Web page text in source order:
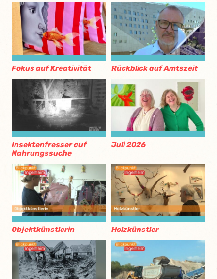
Fokus auf Kreativität Rückblick auf Amtszeit
Insektenfresser auf
Nahrungssuche
Juli 2026
Objektkünstlerin Holzkünstler